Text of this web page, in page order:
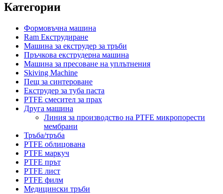
Категории
Формовъчна машина
Ram Екструдиране
Машина за екструдер за тръби
Пръчкова екструдерна машина
Машина за пресоване на уплътнения
Skiving Machine
Пещ за синтероване
Екструдер за туба паста
PTFE смесител за прах
Друга машина
Линия за производство на PTFE микропорести
мембрани
Тръба/тръба
PTFE облицована
PTFE маркуч
PTFE прът
PTFE лист
PTFE филм
Медицински тръби